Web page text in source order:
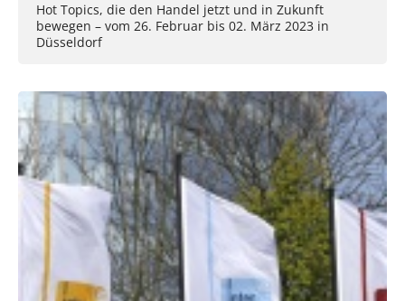
Hot Topics, die den Handel jetzt und in Zukunft
bewegen – vom 26. Februar bis 02. März 2023 in
Düsseldorf